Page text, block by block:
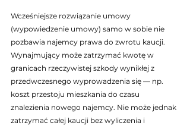
Wcześniejsze rozwiązanie umowy
(wypowiedzenie umowy) samo w sobie nie
pozbawia najemcy prawa do zwrotu kaucji.
Wynajmujący może zatrzymać kwotę w
granicach rzeczywistej szkody wynikłej z
przedwczesnego wyprowadzenia się — np.
koszt przestoju mieszkania do czasu
znalezienia nowego najemcy. Nie może jednak
zatrzymać całej kaucji bez wyliczenia i